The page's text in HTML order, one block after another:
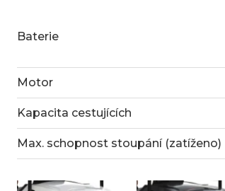
Baterie
Motor
Kapacita cestujících
Max. schopnost stoupání (zatíženo)